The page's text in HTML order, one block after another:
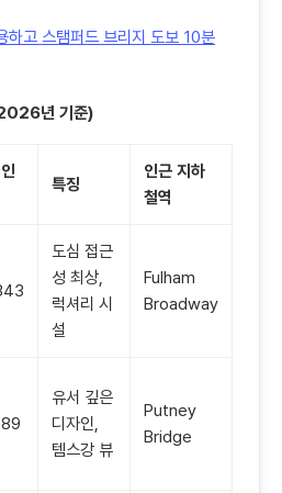
하고 스탬퍼드 브리지 도보 10분
년 기준)
특징
인근 지하
철역
도심 접근
성 최상,
럭셔리 시
설
Fulham
Broadway
유서 깊은
디자인,
템스강 뷰
Putney
Bridge